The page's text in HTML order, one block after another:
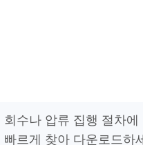
회수나 압류 집행 절차에
빠르게 찾아 다운로드하